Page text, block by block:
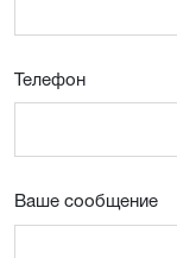
Телефон
Ваше сообщение